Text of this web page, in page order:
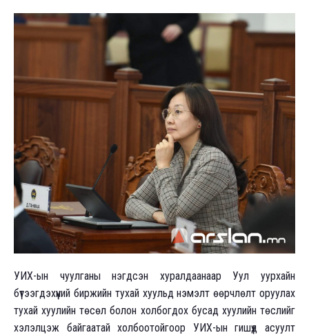
УИХ-ын чуулганы нэгдсэн хуралдаанаар Уул уурхайн
бүтээгдэхүүний биржийн тухай хуульд нэмэлт өөрчлөлт оруулах
тухай хуулийн төсөл болон холбогдох бусад хуулийн төслийг
хэлэлцэж байгаатай холбоотойгоор УИХ-ын гишүүд асуулт